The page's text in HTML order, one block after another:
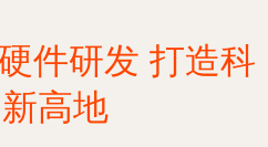
件研发 打造科
高地